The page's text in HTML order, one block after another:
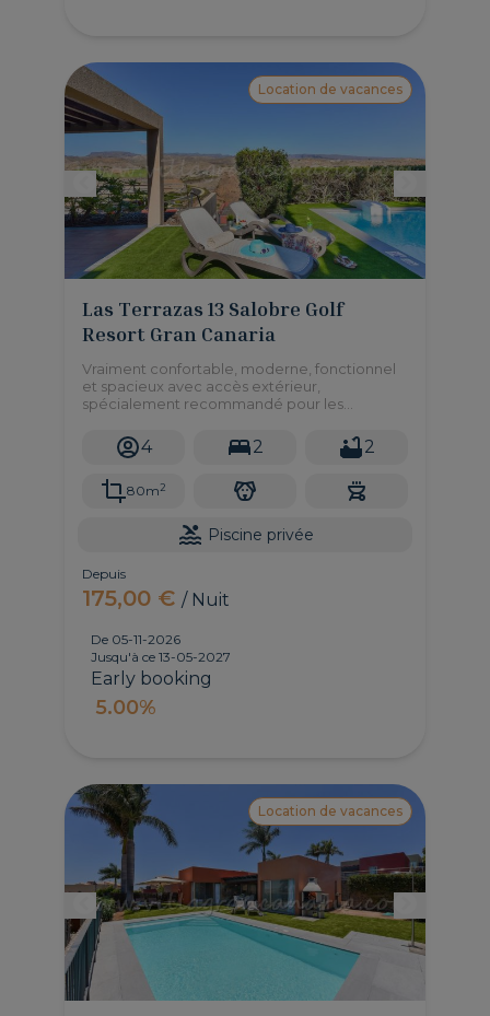
Location de vacances
Las Terrazas 13 Salobre Golf
Resort Gran Canaria
Vraiment confortable, moderne, fonctionnel
et spacieux avec accès extérieur,
spécialement recommandé pour les
car il y a 2 grandes terrasses avec beaucoup
d'espace pour jouer avec des vues
4 2 2
80m2
Piscine privée
Depuis
175,00 €/ Nuit
De 05-11-2026
Jusqu'à ce 13-05-2027
Early booking
5.00%
Location de vacances